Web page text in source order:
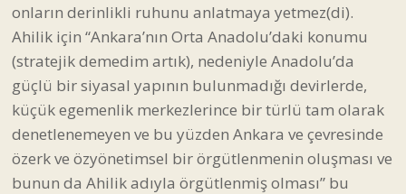
onların derinlikli ruhunu anlatmaya yetmez(di).
Ahilik için “Ankara’nın Orta Anadolu’daki konumu
(stratejik demedim artık), nedeniyle Anadolu’da
güçlü bir siyasal yapının bulunmadığı devirlerde,
küçük egemenlik merkezlerince bir türlü tam olarak
denetlenemeyen ve bu yüzden Ankara ve çevresinde
özerk ve özyönetimsel bir örgütlenmenin oluşması ve
bunun da Ahilik adıyla örgütlenmiş olması” bu